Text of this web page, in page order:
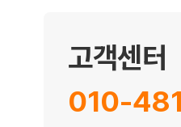
고객센터
010-